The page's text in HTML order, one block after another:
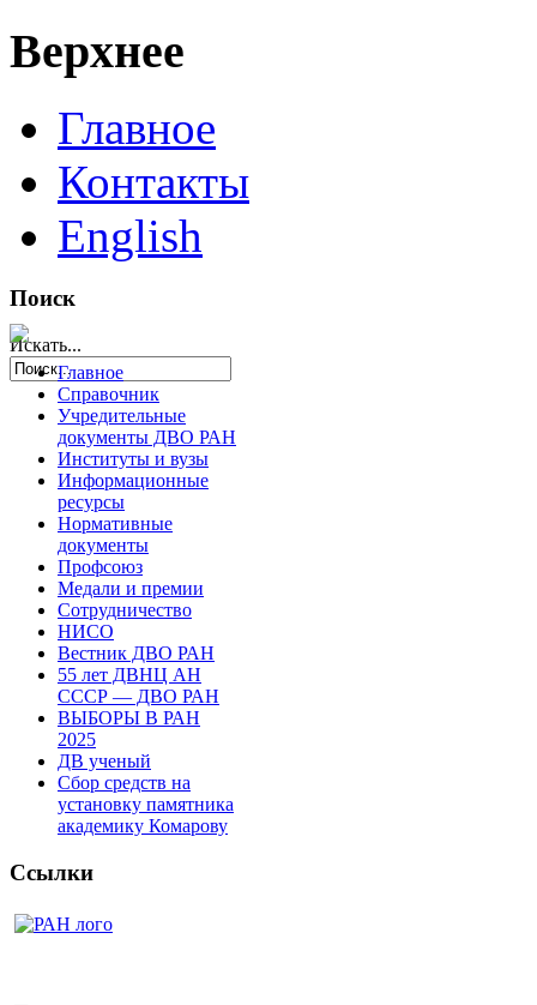
Верхнее
Главное
Контакты
English
Поиск
Искать...
Главное
Справочник
Учредительные
документы ДВО РАН
Институты и вузы
Информационные
ресурсы
Нормативные
документы
Профсоюз
Медали и премии
Сотрудничество
НИСО
Вестник ДВО РАН
55 лет ДВНЦ АН
СССР — ДВО РАН
ВЫБОРЫ В РАН
2025
ДВ ученый
Сбор средств на
установку памятника
академику Комарову
Ссылки